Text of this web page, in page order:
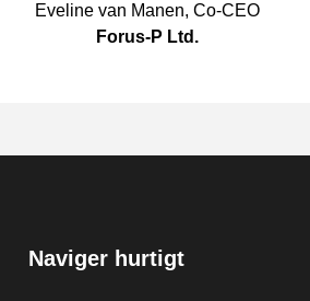
Eveline van Manen, Co-CEO
Forus-P Ltd.
Naviger hurtigt